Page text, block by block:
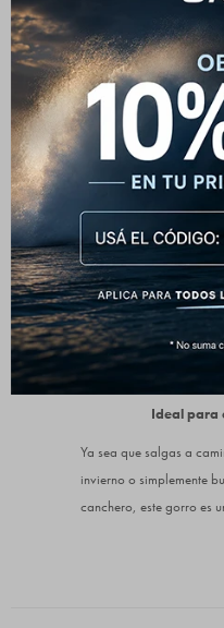
Este gorro tejido de
con detalles modernos.
relajado pero con estilo,
Confeccionado en un
adapta cómodamente a
mantener el calor en
El logo de O'Neill en el
Ideal para
Ya sea que salgas a
invierno o simplemente
canchero, este gorro es